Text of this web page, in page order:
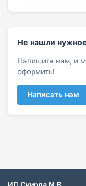
Не нашли
Напишите нам, и
оформить!
Написать нам
ИП Скирда М.В.